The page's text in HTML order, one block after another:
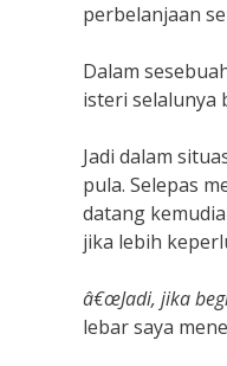
perbelanjaan
Dalam
isteri selalunya
Jadi dalam
pula. Selepas
datang
jika lebih
â€œJadi, jika
lebar saya